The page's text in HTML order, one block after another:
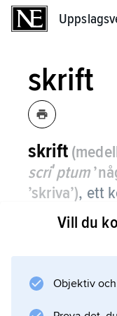
skrift
skrift
scriʹptum
’skriva’), ett
gjorda
Skrift i denna
Vill du
Objektiv